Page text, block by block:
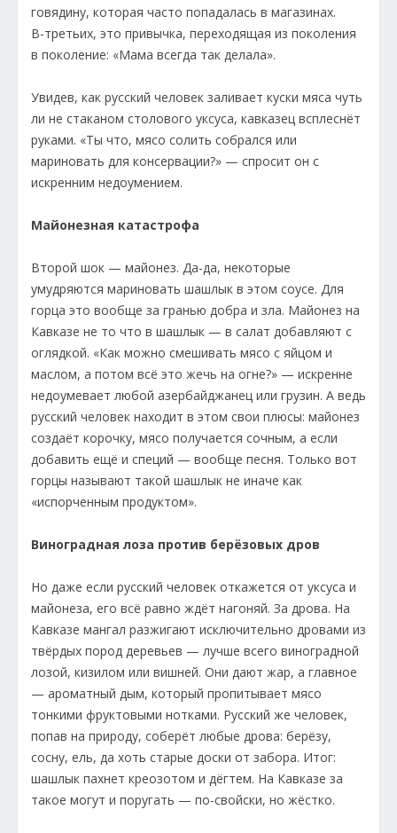
говядину, которая часто попадалась в магазинах.
В-третьих, это привычка, переходящая из поколения
в поколение: «Мама всегда так делала».
Увидев, как русский человек заливает куски мяса чуть
ли не стаканом столового уксуса, кавказец всплеснёт
руками. «Ты что, мясо солить собрался или
мариновать для консервации?» — спросит он с
искренним недоумением.
Майонезная катастрофа
Второй шок — майонез. Да-да, некоторые
умудряются мариновать шашлык в этом соусе. Для
горца это вообще за гранью добра и зла. Майонез на
Кавказе не то что в шашлык — в салат добавляют с
оглядкой. «Как можно смешивать мясо с яйцом и
маслом, а потом всё это жечь на огне?» — искренне
недоумевает любой азербайджанец или грузин. А ведь
русский человек находит в этом свои плюсы: майонез
создаёт корочку, мясо получается сочным, а если
добавить ещё и специй — вообще песня. Только вот
горцы называют такой шашлык не иначе как
«испорченным продуктом».
Виноградная лоза против берёзовых дров
Но даже если русский человек откажется от уксуса и
майонеза, его всё равно ждёт нагоняй. За дрова. На
Кавказе мангал разжигают исключительно дровами из
твёрдых пород деревьев — лучше всего виноградной
лозой, кизилом или вишней. Они дают жар, а главное
— ароматный дым, который пропитывает мясо
тонкими фруктовыми нотками. Русский же человек,
попав на природу, соберёт любые дрова: берёзу,
сосну, ель, да хоть старые доски от забора. Итог:
шашлык пахнет креозотом и дёгтем. На Кавказе за
такое могут и поругать — по-свойски, но жёстко.